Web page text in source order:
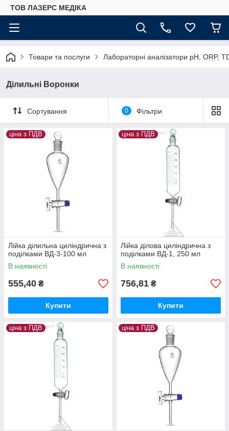
ТОВ ЛАЗЕРС МЕДІКА
Товари та послуги Лабораторні аналізатори pH, ORP,
Ділильні Воронки
Сортування 0 Фільтри
ціна з ПДВ
Лійка ділильна циліндрична з
поділками ВД-3-100 мл
В наявності
555,40 ₴
Купити
ціна з ПДВ
Лійка ділова циліндрична з
поділками ВД-1, 250 мл
В наявності
756,81 ₴
Купити
ціна з ПДВ ціна з ПДВ